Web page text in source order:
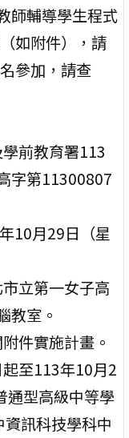
師輔導學生程式
如附件），請
參加，請查
前教育署113
字第11300807
10月29日（星
立第一女子高
教室。
件實施計畫。
至113年10月2
通型高級中等學
訊科技學科中